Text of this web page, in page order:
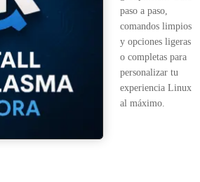
paso a paso,
comandos limpios
y opciones ligeras
o completas para
personalizar tu
experiencia Linux
al máximo.